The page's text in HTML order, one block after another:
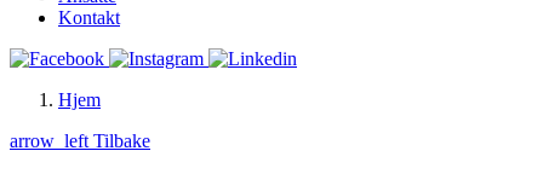
Kontakt
Hjem
arrow_left Tilbake